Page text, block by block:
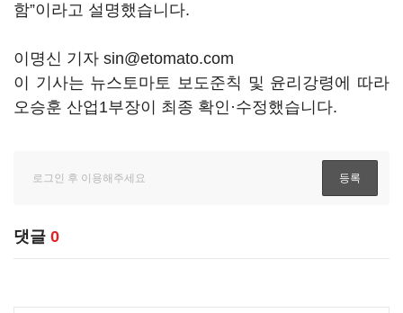
함”이라고 설명했습니다.
이명신 기자 sin@etomato.com
이 기사는 뉴스토마토 보도준칙 및 윤리강령에 따라
오승훈 산업1부장이 최종 확인·수정했습니다.
댓글 0